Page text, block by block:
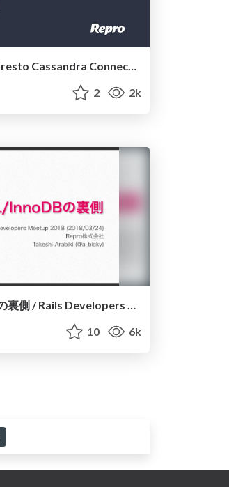
Repro における Presto Cassandra Connector 改造秘話 / Presto Conference Tokyo 2020
2 2k
MySQL/InnoDB の裏側 / Rails Developers Meetup 2018 Day 1
10 6k